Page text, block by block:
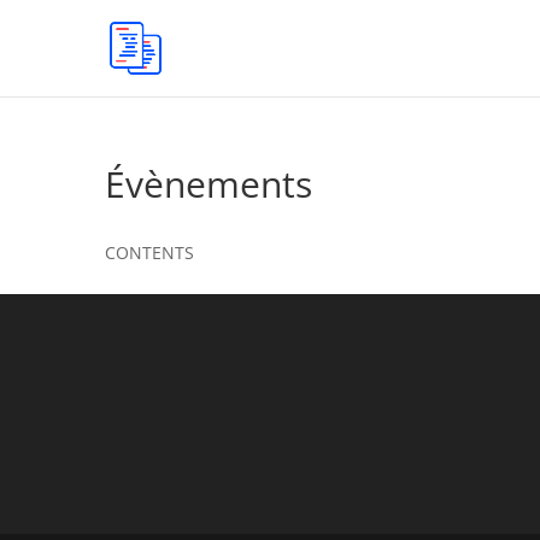
Évènements
CONTENTS